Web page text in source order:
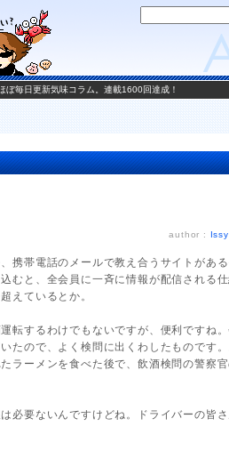
ぼ毎日更新気味コラム。連載1600回達成！
author :
携帯電話のメールで教え合うサイトがあ
むと、全会員に一斉に情報が配信される
えているとか。
転するわけでもないですが、便利ですね
たので、よく検問に出くわしたものです
ラーメンを食べた後で、飲酒検問の警察
必要ないんですけどね。ドライバーの皆